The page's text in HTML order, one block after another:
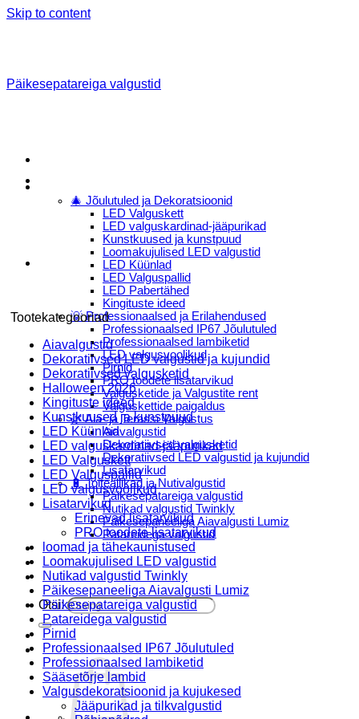
Skip to content
🎄 Jõulutuled ja Dekoratsioonid
LED Valguskett
LED valguskardinad-jääpurikad
Kunstkuused ja kunstpuud
Loomakujulised LED valgustid
LED Küünlad
LED Valguspallid
LED Pabertähed
Kingituste ideed
💡 Professionaalsed ja Erilahendused
Professionaalsed IP67 Jõulutuled
Professionaalsed lambiketid
LED valgusvoolikud
Pirnid
PRO toodete lisatarvikud
Valgusketide ja Valgustite rent
Valguskettide paigaldus
🌿 Aia- ja Terassi Valgustus
Aiavalgustid
Dekoratiivsed valgusketid
Dekoratiivsed LED valgustid ja kujundid
Lisatarvikud
🔋 Toiteallikad ja Nutivalgustid
Päikesepatareiga valgustid
Nutikad valgustid Twinkly
Päikesepaneeliga Aiavalgusti Lumiz
Patareidega valgustid
Päikeselaternad Lumiz
Valguskettide paigaldus
Blogi
Otsi:
Päikesepatareiga valgustid
Tootekategooriad
Aiavalgustid
Dekoratiivsed LED valgustid ja kujundid
Dekoratiivsed valgusketid
Halloween 2026
Kingituste ideed
Kunstkuused ja kunstpuud
LED Küünlad
LED valguskardinad-jääpurikad
LED Valguskett
LED Valguspallid
LED valgusvoolikud
Lisatarvikud
Erinevad lisatarvikud
PRO toodete lisatarvikud
loomad ja tähekaunistused
Loomakujulised LED valgustid
Nutikad valgustid Twinkly
Päikesepaneeliga Aiavalgusti Lumiz
Päikesepatareiga valgustid
Patareidega valgustid
Pirnid
Professionaalsed IP67 Jõulutuled
Professionaalsed lambiketid
Sääsetõrje lambid
Valgusdekoratsioonid ja kujukesed
Jääpurikad ja tilkvalgustid